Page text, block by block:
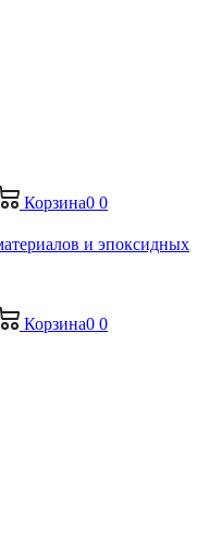
Корзина0 0
Корзина0 0